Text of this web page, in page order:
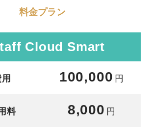
料金プラン
Cloud Smart
100,000 円
料 8,000 円